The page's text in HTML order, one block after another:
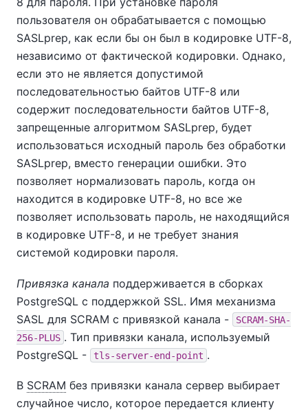
пользователя он обрабатывается с помощью
SASLprep, как если бы он был в кодировке UTF-8,
независимо от фактической кодировки. Однако,
если это не является допустимой
последовательностью байтов UTF-8 или
содержит последовательности байтов UTF-8,
запрещенные алгоритмом SASLprep, будет
использоваться исходный пароль без обработки
SASLprep, вместо генерации ошибки. Это
позволяет нормализовать пароль, когда он
находится в кодировке UTF-8, но все же
позволяет использовать пароль, не находящийся
в кодировке UTF-8, и не требует знания
системой кодировки пароля.
Привязка канала поддерживается в сборках
PostgreSQL с поддержкой SSL. Имя механизма
SASL для SCRAM с привязкой канала -
SCRAM-SHA-
256-PLUS . Тип привязки канала, используемый
PostgreSQL -
tls-server-end-point .
В SCRAM без привязки канала сервер выбирает
случайное число, которое передается клиенту